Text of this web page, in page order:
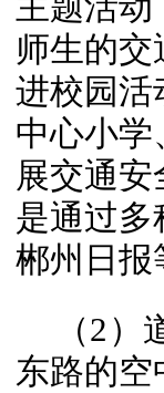
师生的
进校园活
中心小
展交通
是通过
郴州日报
（2
东路的